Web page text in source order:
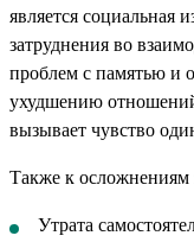
является социальная
затруднения во
проблем с памятью и
ухудшению
вызывает чувство
Также к осложнениям
Утрата